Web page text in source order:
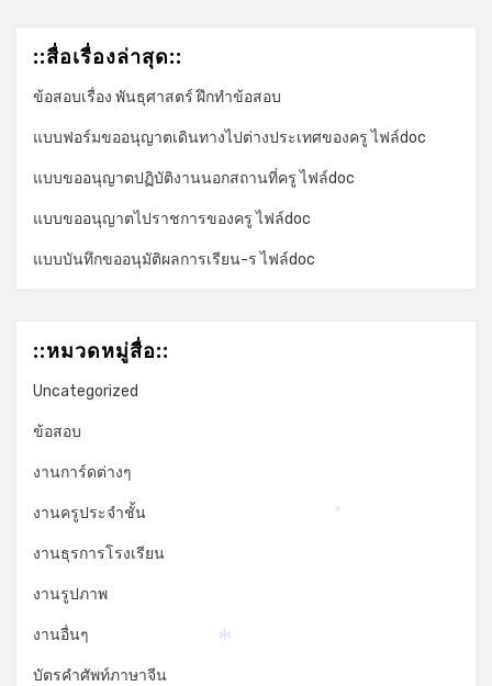
::สื่อเรื่องล่าสุด::
ข้อสอบเรื่อง พันธุศาสตร์ ฝึกทำข้อสอบ
แบบฟอร์มขออนุญาตเดินทางไปต่างประเทศของครู ไฟล์doc
แบบขออนุญาตปฏิบัติงานนอกสถานที่ครู ไฟล์doc
แบบขออนุญาตไปราชการของครู ไฟล์doc
แบบบันทึกขออนุมัติผลการเรียน-ร ไฟล์doc
::หมวดหมู่สื่อ::
Uncategorized
ข้อสอบ
งานการ์ดต่างๆ
งานครูประจำชั้น
งานธุรการโรงเรียน
งานรูปภาพ
งานอื่นๆ
บัตรคำศัพท์ภาษาจีน